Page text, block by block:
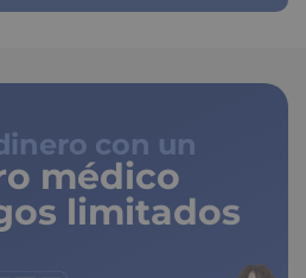
con un
médico
limitados